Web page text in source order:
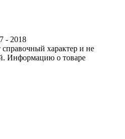
- 2018
характер и не
Информацию о товаре